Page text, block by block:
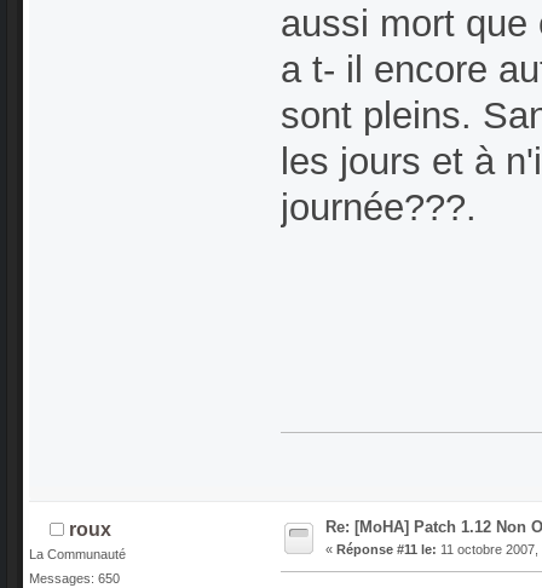
aussi mort que
a t- il encore
sont pleins.
les jours et à
journée???.
roux
La Communauté
Messages: 650
Re: [MoHA] Patch 1.12 Non
« Réponse #11 le: 11 octobre 2007,